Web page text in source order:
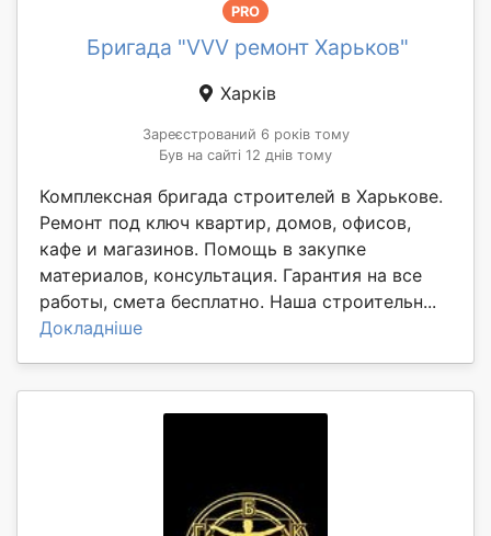
PRO
Бригада "VVV ремонт Харьков"
Харків
Зареєстрований 6 років тому
Був на сайті 12 днів тому
Комплексная бригада строителей в Харькове.
Ремонт под ключ квартир, домов, офисов,
кафе и магазинов. Помощь в закупке
материалов, консультация. Гарантия на все
работы, смета бесплатно. Наша строительн...
Докладніше